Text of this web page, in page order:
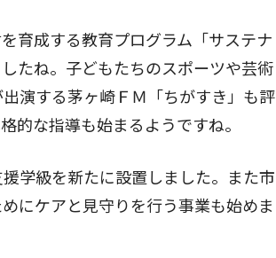
育成する教育プログラム「サステナ
たね。子どもたちのスポーツや芸術
演する茅ヶ崎ＦＭ「ちがすき」も評
的な指導も始まるようですね。
学級を新たに設置しました。また市
にケアと見守りを行う事業も始めま